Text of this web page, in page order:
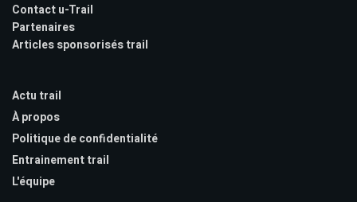
Contact u-Trail
Partenaires
Articles sponsorisés trail
Actu trail
À propos
Politique de confidentialité
Entrainement trail
L'équipe